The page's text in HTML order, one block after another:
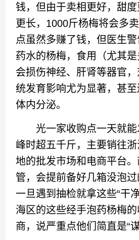
钱，但由于卖相更好，甜度
更长，1000斤杨梅将会多
点虽然多赚了钱，但医生
药水的杨梅，食用（尤其
会损伤神经、肝肾等器官
统发育影响尤为显著，甚
体内分泌。
光一家收购点一天就能
峰时超五千斤，主要销往
地的批发市场和电商平台
管，会提前备好几箱没泡过
一旦遇到抽检就拿这些“干
海区的这些经手泡药杨梅
商，说严重点他们简直是“谋